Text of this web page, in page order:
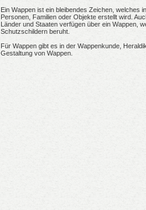
Ein Wappen ist ein bleibendes Zeichen, welches
Personen, Familien oder Objekte erstellt wird.
Länder und Staaten verfügen über ein Wappen,
Schutzschildern beruht.
Für Wappen gibt es in der Wappenkunde,
Gestaltung von Wappen.